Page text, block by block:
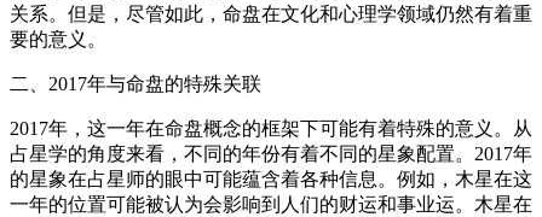
关系。但是，尽管如此，命盘在文化和心理学领域仍然有着重
要的意义。
二、2017年与命盘的特殊关联
2017年，这一年在命盘概念的框架下可能有着特殊的意义。从
占星学的角度来看，不同的年份有着不同的星象配置。2017年
的星象在占星师的眼中可能蕴含着各种信息。例如，木星在这
一年的位置可能被认为会影响到人们的财运和事业运。木星在